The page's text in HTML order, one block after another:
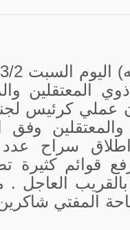
المعتقلات
المعتقلين
عملي كرئيس
والمعتقلين وفق
اطلاق سراح
قوائم كثيرة
العاجل .
المفتي شاكرين